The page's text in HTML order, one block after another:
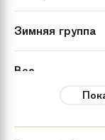
Зимняя группа
Вес